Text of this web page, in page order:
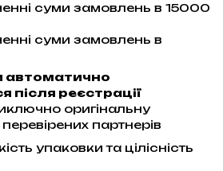
суми замовлень в 15000
суми замовлень в
автоматично
після реєстрації
оригінальну
партнерів
упаковки та цілісність